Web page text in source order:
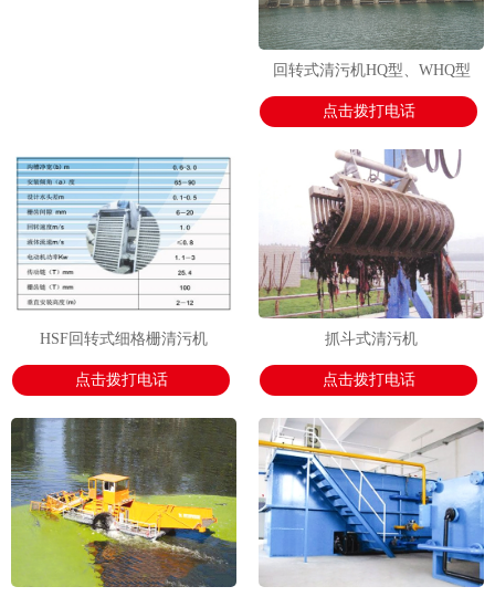
2
回转式清污机HQ型、WHQ型
点击拨打电话
HSF回转式细格栅清污机
点击拨打电话
抓斗式清污机
点击拨打电话